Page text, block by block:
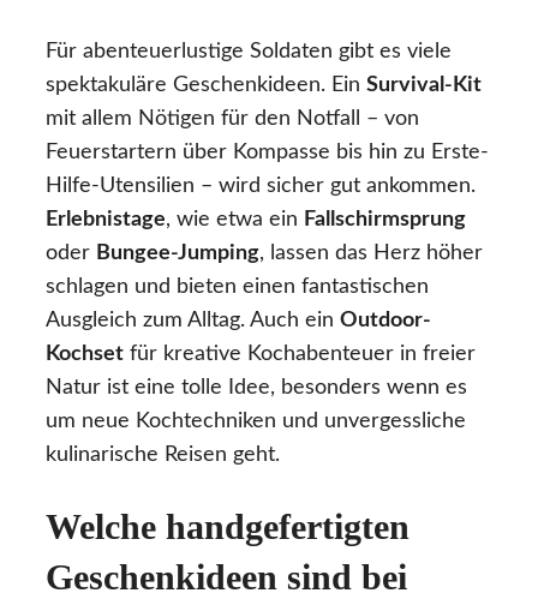
Für abenteuerlustige Soldaten gibt es viele
spektakuläre Geschenkideen. Ein Survival-Kit
mit allem Nötigen für den Notfall – von
Feuerstartern über Kompasse bis hin zu Erste-
Hilfe-Utensilien – wird sicher gut ankommen.
Erlebnistage, wie etwa ein Fallschirmsprung
oder Bungee-Jumping, lassen das Herz höher
schlagen und bieten einen fantastischen
Ausgleich zum Alltag. Auch ein Outdoor-
Kochset für kreative Kochabenteuer in freier
Natur ist eine tolle Idee, besonders wenn es
um neue Kochtechniken und unvergessliche
kulinarische Reisen geht.
Welche handgefertigten
Geschenkideen sind bei